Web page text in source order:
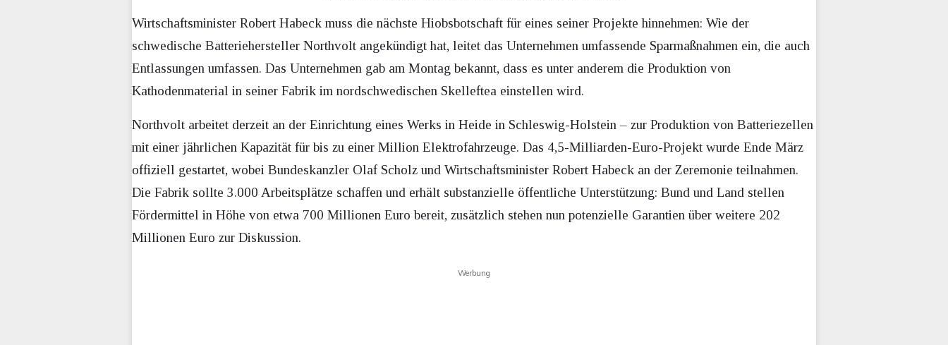
Wirtschaftsminister Robert Habeck muss die nächste Hiobsbotschaft für eines seiner Projekte hinnehmen: Wie der
schwedische Batteriehersteller Northvolt angekündigt hat, leitet das Unternehmen umfassende Sparmaßnahmen ein, die auch
Entlassungen umfassen. Das Unternehmen gab am Montag bekannt, dass es unter anderem die Produktion von
Kathodenmaterial in seiner Fabrik im nordschwedischen Skelleftea einstellen wird.
Northvolt arbeitet derzeit an der Einrichtung eines Werks in Heide in Schleswig-Holstein – zur Produktion von Batteriezellen
mit einer jährlichen Kapazität für bis zu einer Million Elektrofahrzeuge. Das 4,5-Milliarden-Euro-Projekt wurde Ende März
offiziell gestartet, wobei Bundeskanzler Olaf Scholz und Wirtschaftsminister Robert Habeck an der Zeremonie teilnahmen.
Die Fabrik sollte 3.000 Arbeitsplätze schaffen und erhält substanzielle öffentliche Unterstützung: Bund und Land stellen
Fördermittel in Höhe von etwa 700 Millionen Euro bereit, zusätzlich stehen nun potenzielle Garantien über weitere 202
Millionen Euro zur Diskussion.
Werbung